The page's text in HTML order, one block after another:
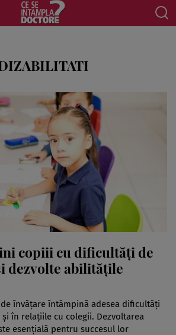
copiii cu dificultăți de
dezvolte abilitățile
învățare întâmpină adesea dificultăți
în relațiile cu colegii. Dezvoltarea
esențială pentru succesul lor